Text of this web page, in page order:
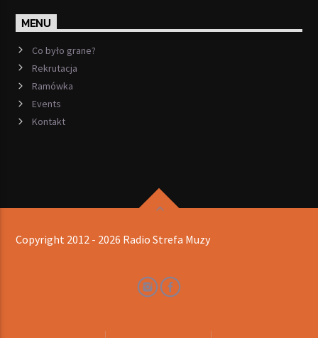
MENU
Co było grane?
Rekrutacja
Ramówka
Events
Kontakt
Copyright 2012 - 2026 Radio Strefa Muzy